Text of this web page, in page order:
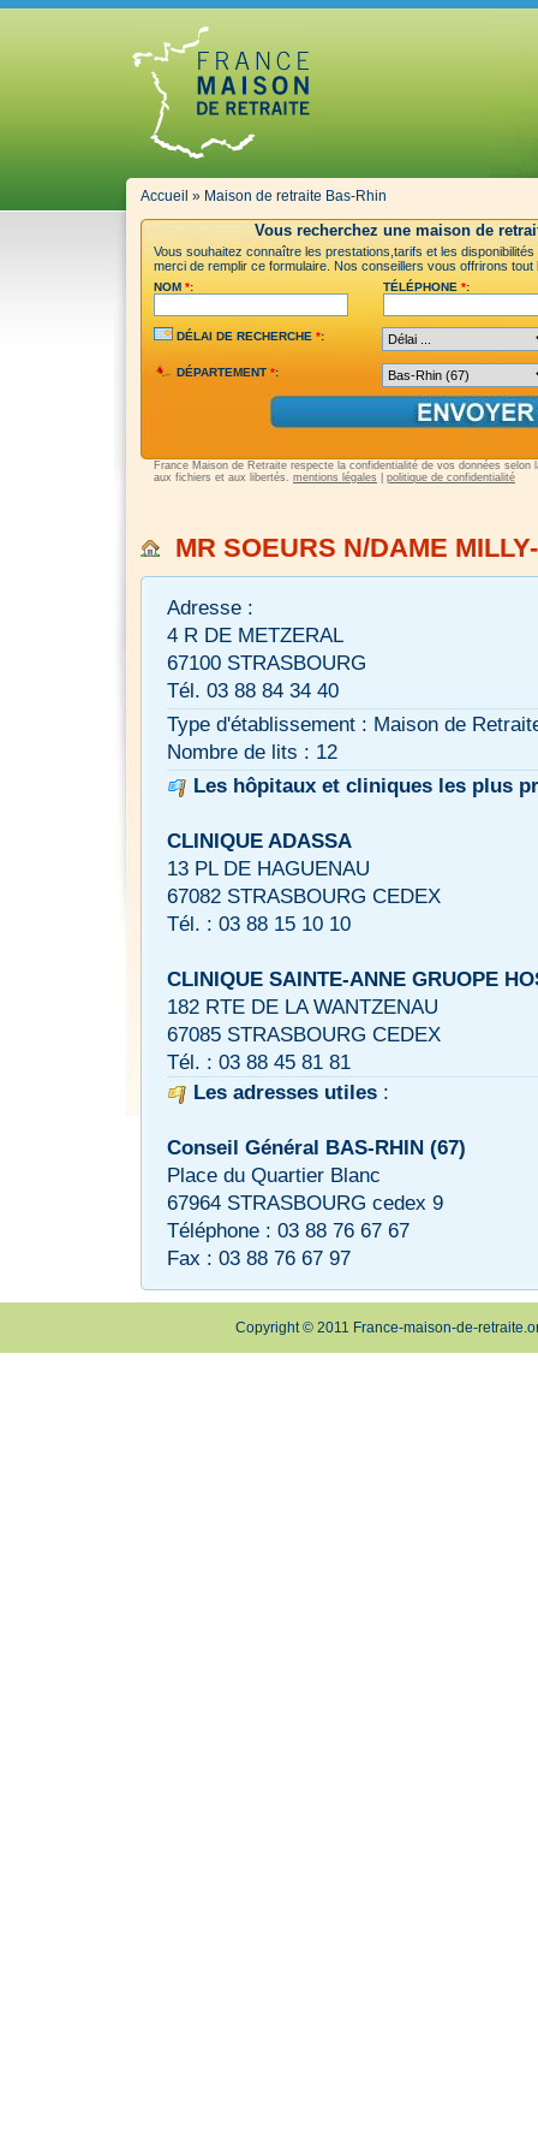
Accueil » Maison de retraite Bas-Rhin
Vous recherchez une maison de
Vous souhaitez connaître les prestations,tarifs et les
merci de remplir ce formulaire. Nos conseillers vous offrirons
NOM *: TÉLÉPHONE *:
DÉLAI DE RECHERCHE *:
DÉPARTEMENT *:
France Maison de Retraite respecte la confidentialité de vos données selon
aux fichiers et aux libertés. mentions légales politique de confidentialité
MR SOEURS N/DAME
Adresse :
4 R DE METZERAL
67100 STRASBOURG
Tél. 03 88 84 34 40
Type d'établissement : Maison de
Nombre de lits : 12
Les hôpitaux et cliniques les plus
CLINIQUE ADASSA
13 PL DE HAGUENAU
67082 STRASBOURG CEDEX
Tél. : 03 88 15 10 10
CLINIQUE SAINTE-ANNE GRUOPE
182 RTE DE LA WANTZENAU
67085 STRASBOURG CEDEX
Tél. : 03 88 45 81 81
Les adresses utiles :
Conseil Général BAS-RHIN (67)
Place du Quartier Blanc
67964 STRASBOURG cedex 9
Téléphone : 03 88 76 67 67
Fax : 03 88 76 67 97
Copyright © 2011 France-maison-de-